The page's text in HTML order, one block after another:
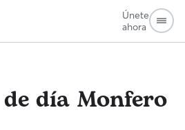
Únete
ahora
día Monfero